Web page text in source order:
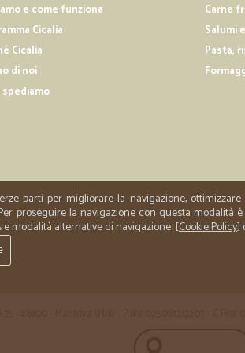
e come funziona
Cicalia
Cicalia
di noi
spediamo
Carne
Salumi
Pasta,
parti per migliorare la navigazione,
proseguire la navigazione con questa
modalità alternative di navigazione: [Cookie Policy]